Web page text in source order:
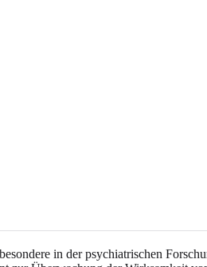
in der psychiatrischen